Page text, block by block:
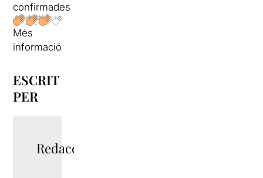
confirmades
Més
informació
ESCRIT
PER
Redacció